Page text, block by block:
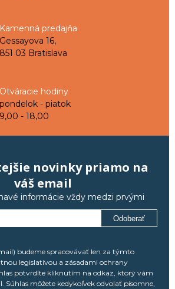
Kamenná predajňa
Gessayova 16,
851 03 Bratislava
Otváracie hodiny
pondelok - piatok
9,00 - 18,00
novinky priamo na
váš email
informácie vždy medzi prvými
Odoberať
budeme spracovávať len za týmto
legislatívou a zásadami ochrany
potvrdíte kliknutím na odkaz, ktorý vám
Súhlas môžete kedykoľvek odvolať písomne,